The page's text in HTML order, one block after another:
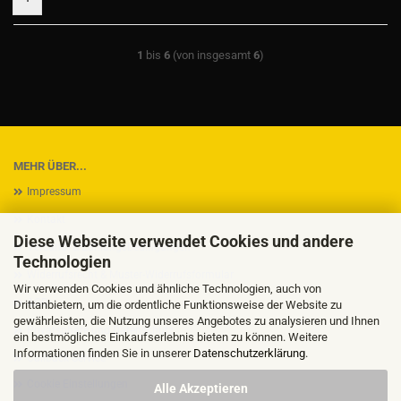
Diese Webseite verwendet Cookies und andere
Technologien
Wir verwenden Cookies und ähnliche Technologien, auch von
Drittanbietern, um die ordentliche Funktionsweise der Website zu
gewährleisten, die Nutzung unseres Angebotes zu analysieren und Ihnen
ein bestmögliches Einkaufserlebnis bieten zu können. Weitere
Informationen finden Sie in unserer Datenschutzerklärung.
Alle Akzeptieren
1 bis 6 (von insgesamt 6)
MEHR ÜBER...
Impressum
Versand- & Zahlungsbedingungen
Widerrufsrecht & Muster-Widerrufsformular
AGB
Privatsphäre und Datenschutz
Callback Service